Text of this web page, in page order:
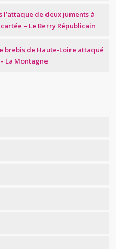
l’attaque de deux juments à
– Le Berry Républicain
brebis de Haute-Loire attaqué
La Montagne